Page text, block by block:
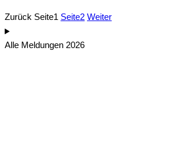
Zurück Seite1 Seite2 Weiter
Alle Meldungen 2026